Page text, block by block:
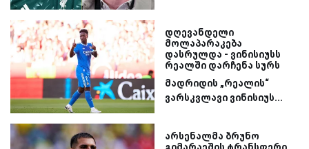
დღევანდელი
მოლაპარაკება
დასრულდა - ვინისიუსს
რეალში დარჩენა სურს
მადრიდის „რეალის“
ვარსკვლავი ვინისიუს...
არსენალმა ბრუნო
გიმარაეშის ტრანსფერი